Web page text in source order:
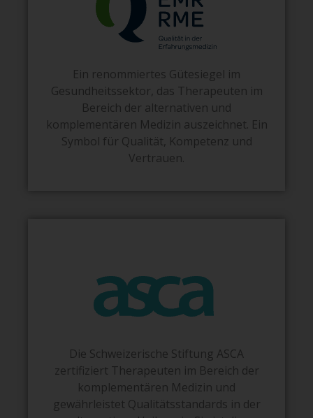
Ein renommiertes Gütesiegel im
Gesundheitssektor, das Therapeuten im
Bereich der alternativen und
komplementären Medizin auszeichnet. Ein
Symbol für Qualität, Kompetenz und
Vertrauen.
Die Schweizerische Stiftung ASCA
zertifiziert Therapeuten im Bereich der
komplementären Medizin und
gewährleistet Qualitätsstandards in der